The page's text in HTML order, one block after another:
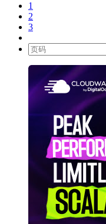
1
2
3